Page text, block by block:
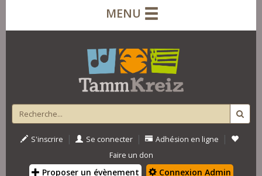
MENU
S'inscrire | Se connecter | Adhésion en ligne |
Faire un don
Proposer un évènement Connexion Admin